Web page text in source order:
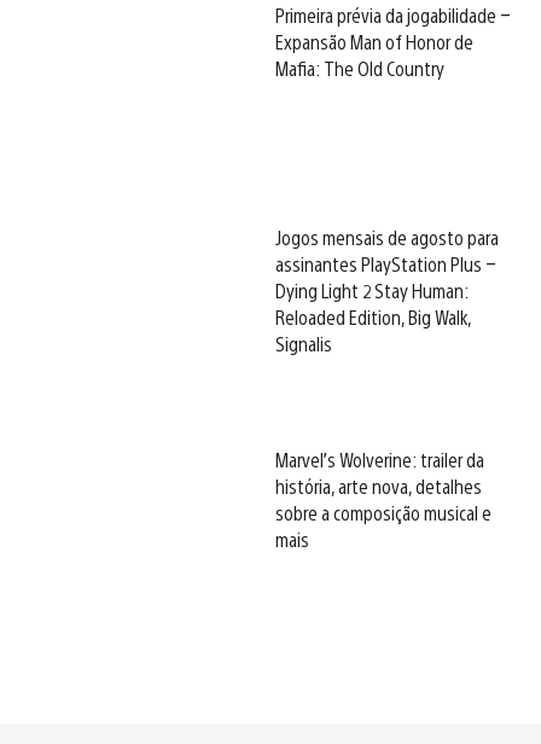
Primeira prévia da jogabilidade –
Expansão Man of Honor de
Mafia: The Old Country
Jogos mensais de agosto para
assinantes PlayStation Plus –
Dying Light 2 Stay Human:
Reloaded Edition, Big Walk,
Signalis
Marvel’s Wolverine: trailer da
história, arte nova, detalhes
sobre a composição musical e
mais